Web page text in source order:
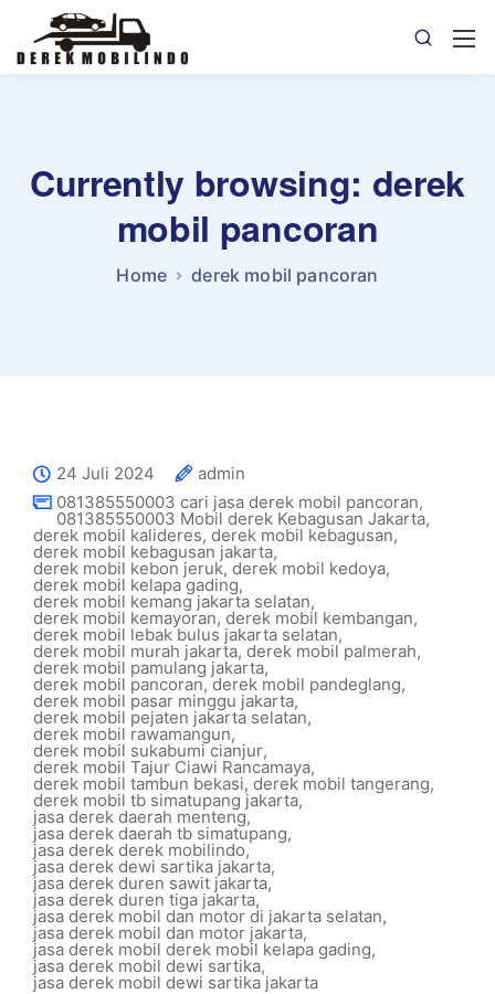
Currently browsing: derek
mobil pancoran
Home derek mobil pancoran
24 Juli 2024
admin
081385550003 cari jasa derek mobil pancoran,
081385550003 Mobil derek Kebagusan Jakarta,
derek mobil kalideres, derek mobil kebagusan,
derek mobil kebagusan jakarta,
derek mobil kebon jeruk, derek mobil kedoya,
derek mobil kelapa gading,
derek mobil kemang jakarta selatan,
derek mobil kemayoran, derek mobil kembangan,
derek mobil lebak bulus jakarta selatan,
derek mobil murah jakarta, derek mobil palmerah,
derek mobil pamulang jakarta,
derek mobil pancoran,derek mobil pandeglang,
derek mobil pasar minggu jakarta,
derek mobil pejaten jakarta selatan,
derek mobil rawamangun,
derek mobil sukabumi cianjur,
derek mobil Tajur Ciawi Rancamaya,
derek mobil tambun bekasi, derek mobil tangerang,
derek mobil tb simatupang jakarta,
jasa derek daerah menteng,
jasa derek daerah tb simatupang,
jasa derek derek mobilindo,
jasa derek dewi sartika jakarta,
jasa derek duren sawit jakarta,
jasa derek duren tiga jakarta,
jasa derek mobil dan motor di jakarta selatan,
jasa derek mobil dan motor jakarta,
jasa derek mobil derek mobil kelapa gading,
jasa derek mobil dewi sartika,
jasa derek mobil dewi sartika jakarta